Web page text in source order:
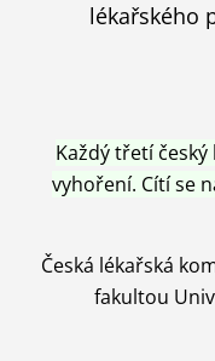
lékařského
Každý třetí
vyhoření. Cítí se
Česká lékařská
fakultou